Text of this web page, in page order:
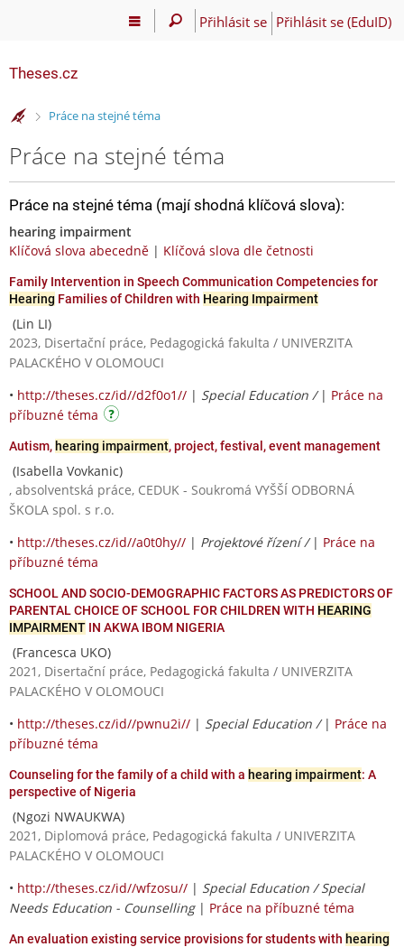
Přihlásit se Přihlásit se (EduID)
Theses.cz
>Práce na stejné téma
Práce na stejné téma
Práce na stejné téma (mají shodná klíčová slova):
hearing impairment
Klíčová slova abecedně | Klíčová slova dle četnosti
Family Intervention in Speech Communication Competencies for
Hearing Families of Children with Hearing Impairment
(Lin LI)
2023, Disertační práce, Pedagogická fakulta / UNIVERZITA
PALACKÉHO V OLOMOUCI
• http://theses.cz/id//d2f0o1// | Special Education / | Práce na
příbuzné téma
Autism,hearing impairment, project, festival, event management
(Isabella Vovkanic)
, absolventská práce, CEDUK - Soukromá VYŠŠÍ ODBORNÁ
ŠKOLA spol. s r.o.
• http://theses.cz/id//a0t0hy// | Projektové řízení / | Práce na
příbuzné téma
SCHOOL AND SOCIO-DEMOGRAPHIC FACTORS AS PREDICTORS OF
PARENTAL CHOICE OF SCHOOL FOR CHILDREN WITH HEARING
IMPAIRMENT IN AKWA IBOM NIGERIA
(Francesca UKO)
2021, Disertační práce, Pedagogická fakulta / UNIVERZITA
PALACKÉHO V OLOMOUCI
• http://theses.cz/id//pwnu2i// | Special Education / | Práce na
příbuzné téma
Counseling for the family of a child with a hearing impairment: A
perspective of Nigeria
(Ngozi NWAUKWA)
2021, Diplomová práce, Pedagogická fakulta / UNIVERZITA
PALACKÉHO V OLOMOUCI
• http://theses.cz/id//wfzosu// | Special Education / Special
Needs Education - Counselling| Práce na příbuzné téma
An evaluation existing service provisions for students with hearing